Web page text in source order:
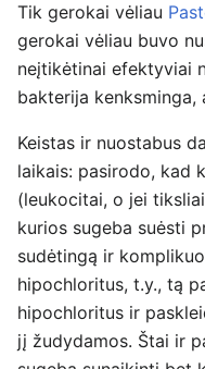
Tik gerokai vėliau
gerokai vėliau buvo
neįtikėtinai efektyviai
bakterija kenksminga,
Keistas ir nuostabus
laikais: pasirodo, kad
(leukocitai, o jei
kurios sugeba suėsti
sudėtingą ir
hipochloritus, t.y., tą
hipochloritus ir
jį žudydamos. Štai ir